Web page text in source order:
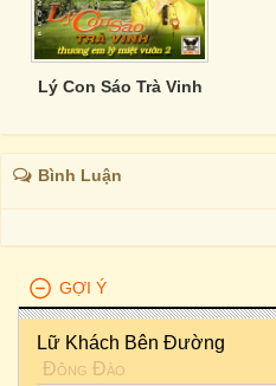
Lý Con Sáo Trà Vinh
Bình Luận
GỢI Ý
Lữ Khách Bên Đường
Đông Đào